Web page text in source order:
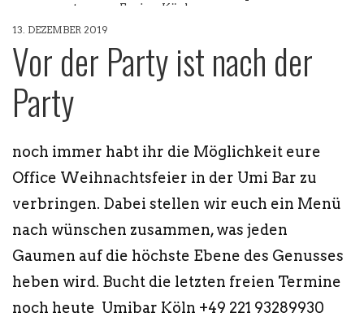
events
Fusion Küche
Restaurant Köln
13. DEZEMBER 2019
Vor der Party ist nach der
Party
noch immer habt ihr die Möglichkeit eure
Office Weihnachtsfeier in der Umi Bar zu
verbringen. Dabei stellen wir euch ein Menü
nach wünschen zusammen, was jeden
Gaumen auf die höchste Ebene des Genusses
heben wird. Bucht die letzten freien Termine
noch heute Umibar Köln +49 221 93289930